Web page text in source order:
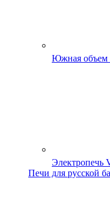
Южная объем
Электропечь
Печи для русской